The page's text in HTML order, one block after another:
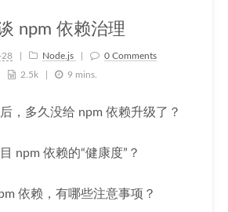
npm 依赖治理
28 Node.js
0 Comments
2.5k
9 mins.
，多久没给 npm 依赖升级了？
npm 依赖的“健康度”？
依赖，有哪些注意事项？